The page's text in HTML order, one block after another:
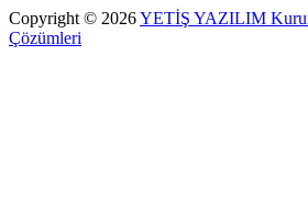
Copyright © 2026YETİŞ YAZILIM
Çözümleri